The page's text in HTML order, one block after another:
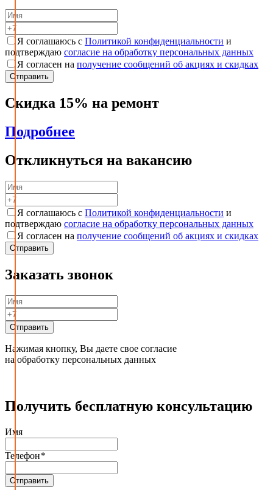
Я соглашаюсь с Политикой конфиденциальности и
подтверждаю согласие на обработку персональных данных
Я согласен на получение сообщений об акциях и скидках
Скидка 15% на ремонт
Подробнее
Откликнуться на вакансию
Я соглашаюсь с Политикой конфиденциальности и
подтверждаю согласие на обработку персональных данных
Я согласен на получение сообщений об акциях и скидках
Заказать звонок
Нажимая кнопку, Вы даете свое согласие
на обработку персональных данных
Получить бесплатную консультацию
Имя
Телефон*